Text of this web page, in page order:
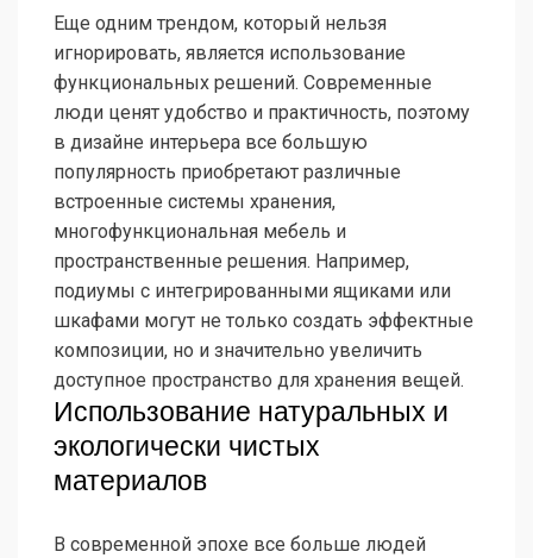
Еще одним трендом, который нельзя
игнорировать, является использование
функциональных решений. Современные
люди ценят удобство и практичность, поэтому
в дизайне интерьера все большую
популярность приобретают различные
встроенные системы хранения,
многофункциональная мебель и
пространственные решения. Например,
подиумы с интегрированными ящиками или
шкафами могут не только создать эффектные
композиции, но и значительно увеличить
доступное пространство для хранения вещей.
Использование натуральных и
экологически чистых
материалов
В современной эпохе все больше людей